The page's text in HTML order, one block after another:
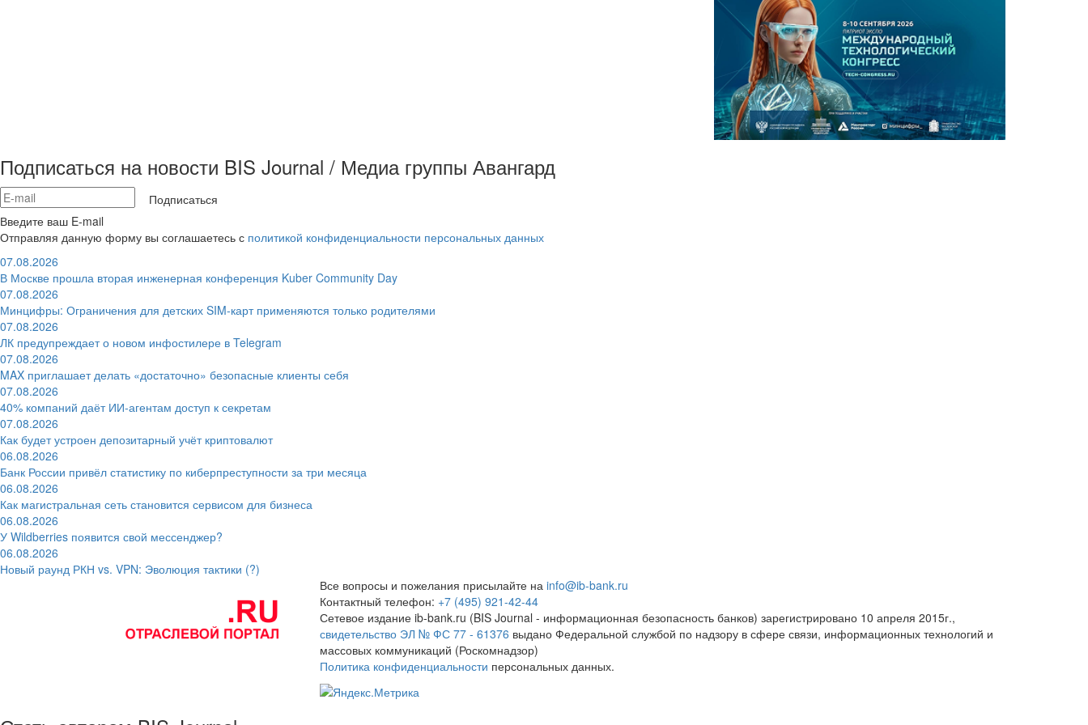
Подписаться на новости BIS Journal / Медиа группы Авангард
Подписаться
Введите ваш E-mail
Отправляя данную форму вы соглашаетесь с политикой конфиденциальности персональных данных
07.08.2026
В Москве прошла вторая инженерная конференция Kuber Community Day
07.08.2026
Минцифры: Ограничения для детских SIM-карт применяются только родителями
07.08.2026
ЛК предупреждает о новом инфостилере в Telegram
07.08.2026
MAX приглашает делать «достаточно» безопасные клиенты себя
07.08.2026
40% компаний даёт ИИ‑агентам доступ к секретам
07.08.2026
Как будет устроен депозитарный учёт криптовалют
06.08.2026
Банк России привёл статистику по киберпреступности за три месяца
06.08.2026
Как магистральная сеть становится сервисом для бизнеса
06.08.2026
У Wildberries появится свой мессенджер?
06.08.2026
Новый раунд РКН vs. VPN: Эволюция тактики (?)
Все вопросы и пожелания присылайте на info@ib-bank.ru
Контактный телефон: +7 (495) 921-42-44
Сетевое издание ib-bank.ru (BIS Journal - информационная безопасность банков) зарегистрировано 10 апреля 2015г.,
свидетельство ЭЛ № ФС 77 - 61376 выдано Федеральной службой по надзору в сфере связи, информационных технологий и
массовых коммуникаций (Роскомнадзор)
Политика конфиденциальности персональных данных.